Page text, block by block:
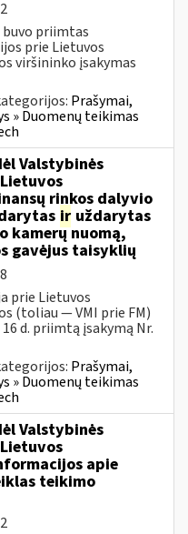
priimtas
prie Lietuvos
viršininko įsakymas
Prašymai,
» Duomenų teikimas
Valstybinės
rinkos dalyvio
ir uždarytas
kamerų nuomą,
gavėjus taisyklių
prie Lietuvos
(toliau — VMI prie FM)
d. priimtą įsakymą Nr.
Prašymai,
» Duomenų teikimas
Valstybinės
apie
teikimo